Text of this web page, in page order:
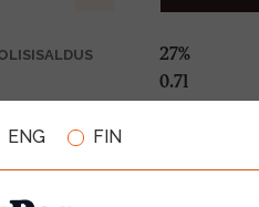
ENG FIN
27%
0.7l